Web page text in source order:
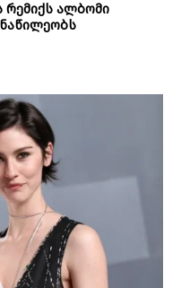
რემიქს ალბომი